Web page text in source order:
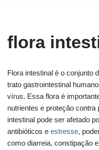
flora
Flora intestinal é o conjunto
trato gastrointestinal
vírus. Essa flora é
nutrientes e proteção contra
intestinal pode ser afetado
antibióticos e estresse,
como diarreia, constipação